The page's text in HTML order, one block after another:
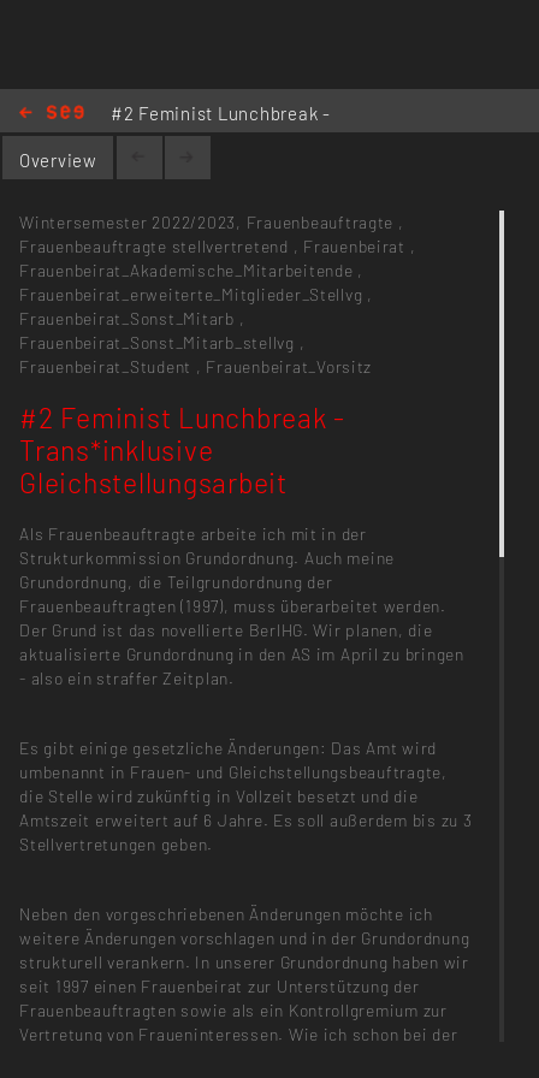
#2 Feminist Lunchbreak -
Trans*inklusive Gleichstellungsarbeit
Overview
Wintersemester 2022/2023, Frauenbeauftragte ,
Frauenbeauftragte stellvertretend , Frauenbeirat ,
Frauenbeirat_Akademische_Mitarbeitende ,
Frauenbeirat_erweiterte_Mitglieder_Stellvg ,
Frauenbeirat_Sonst_Mitarb ,
Frauenbeirat_Sonst_Mitarb_stellvg ,
Frauenbeirat_Student , Frauenbeirat_Vorsitz
#2 Feminist Lunchbreak -
Trans*inklusive
Gleichstellungsarbeit
Als Frauenbeauftragte arbeite ich mit in der
Strukturkommission Grundordnung. Auch meine
Grundordnung, die Teilgrundordnung der
Frauenbeauftragten (1997), muss überarbeitet werden.
Der Grund ist das novellierte BerlHG. Wir planen, die
aktualisierte Grundordnung in den AS im April zu bringen
- also ein straffer Zeitplan.
Es gibt einige gesetzliche Änderungen: Das Amt wird
umbenannt in Frauen- und Gleichstellungsbeauftragte,
die Stelle wird zukünftig in Vollzeit besetzt und die
Amtszeit erweitert auf 6 Jahre. Es soll außerdem bis zu 3
Stellvertretungen geben.
Neben den vorgeschriebenen Änderungen möchte ich
weitere Änderungen vorschlagen und in der Grundordnung
strukturell verankern. In unserer Grundordnung haben wir
seit 1997 einen Frauenbeirat zur Unterstützung der
Frauenbeauftragten sowie als ein Kontrollgremium zur
Vertretung von Fraueninteressen. Wie ich schon bei der